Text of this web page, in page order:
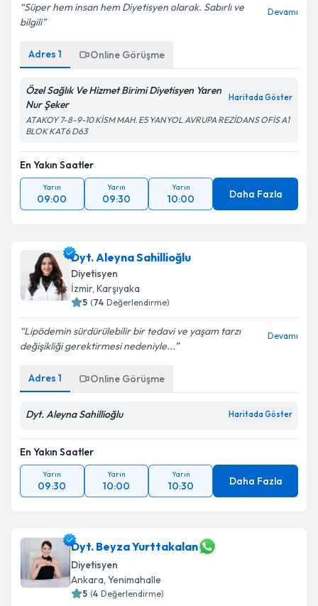
Süper hem insan hem Diyetisyen olarak. Sabırlı ve
bilgili
Devamı
Adres 1 Online Görüşme
Özel Sağlık Ve Hizmet Birimi Diyetisyen Yaren
Nur Şeker
Haritada Göster
ATAKOY 7-8-9-10 KİSM MAH. E5 YANYOL AVRUPA REZİDANS OFİS A1
BLOK KAT6 D63
En Yakın Saatler
Yarın
09:00
Yarın
09:30
Yarın
10:00 Daha Fazla
Dyt. Aleyna Sahillioğlu
Diyetisyen
İzmir, Karşıyaka
5 (74 Değerlendirme)
Lipödemin sürdürülebilir bir tedavi ve yaşam tarzı
değişikliği gerektirmesi nedeniyle...
Devamı
Adres 1 Online Görüşme
Dyt. Aleyna Sahillioğlu Haritada Göster
En Yakın Saatler
Yarın
09:30
Yarın
10:00
Yarın
10:30 Daha Fazla
Dyt. Beyza Yurttakalan
Diyetisyen
Ankara, Yenimahalle
5 (4 Değerlendirme)